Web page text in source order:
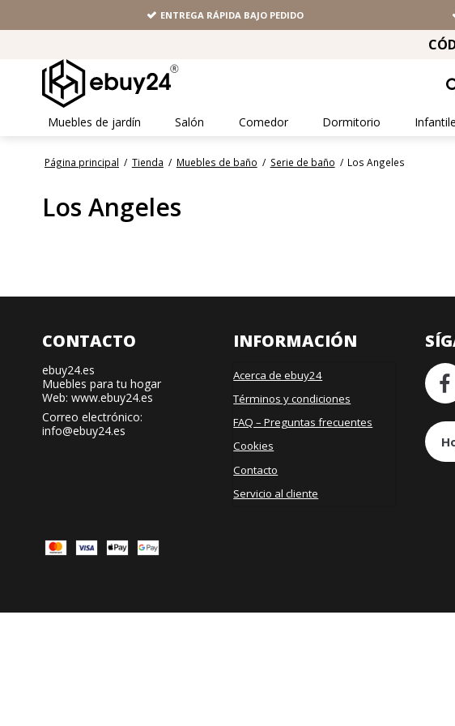
ENTREGA RÁPIDA BAJO PEDIDO
Muebles de jardín Salón Comedor Dormitorio
Página principal / Tienda / Muebles de baño / Serie de baño / Los Angeles
Los Angeles
CONTACTO
ebuy24.es
Muebles para tu hogar
Web: www.ebuy24.es
Correo electrónico:
info@ebuy24.es
INFORMACIÓN
Acerca de ebuy24
Términos y condiciones
FAQ – Preguntas frecuentes
Cookies
Contacto
Servicio al cliente